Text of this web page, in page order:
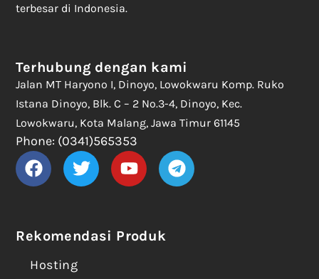
terbesar di Indonesia.
Rekomendasi Produk
Hosting
Terhubung dengan kami
Jalan MT Haryono I, Dinoyo, Lowokwaru Komp. Ruko
Istana Dinoyo, Blk. C – 2 No.3-4, Dinoyo, Kec.
Lowokwaru, Kota Malang, Jawa Timur 61145
Phone: (0341)565353